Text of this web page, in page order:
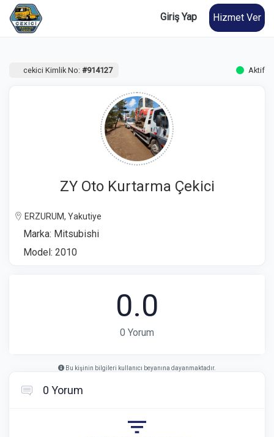
Giriş Yap Hizmet Ver
cekici Kimlik No: #914127 Aktif
ZY Oto Kurtarma Çekici
ERZURUM, Yakutiye
Marka: Mitsubishi
Model: 2010
0.0
0 Yorum
Bu kişinin bilgileri kullanıcı beyanına dayanmaktadır.
0 Yorum